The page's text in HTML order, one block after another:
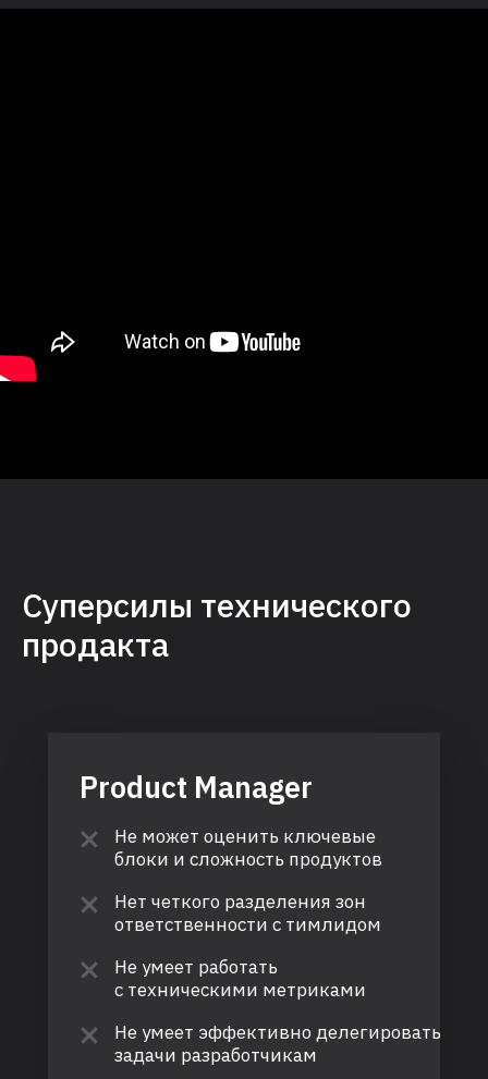
Суперсилы технического
продакта
Product Manager
Не может оценить ключевые
блоки и сложность продуктов
Нет четкого разделения зон
ответственности с тимлидом
Не умеет эффективно делегировать
задачи разработчикам
Не умеет работать
с техническими метриками